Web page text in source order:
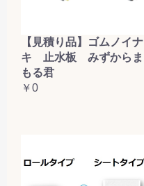
【見積り品】ゴムノイナ
キ 止水板 みずからま
もる君
￥0